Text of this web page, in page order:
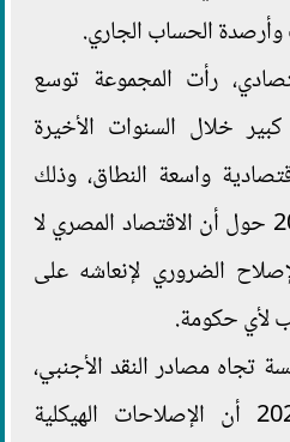
الحساب الجاري.
رأت المجموعة توسع
خلال السنوات الأخيرة
واسعة النطاق، وذلك
مقارنة بما ذكرته عام 2014 حول أن الاقتصاد المصري لا
الضروري لإنعاشه على
لأي حكومة.
تجاه مصادر النقد الأجنبي،
والتي أوضحت عام 2021 أن الإصلاحات الهيكلية